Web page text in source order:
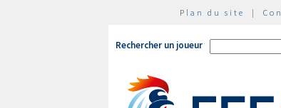
Plan du site |
Rechercher un joueur